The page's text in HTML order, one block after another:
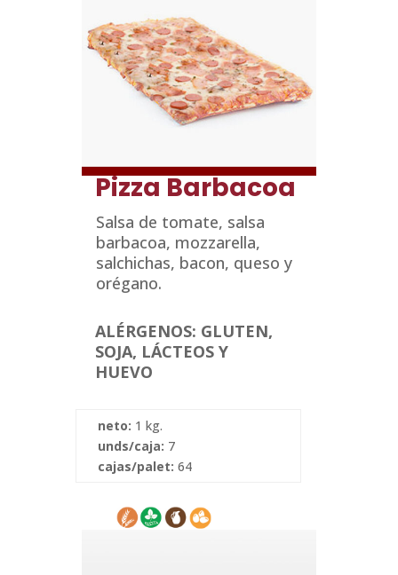
Pizza Barbacoa
Salsa de tomate, salsa
barbacoa, mozzarella,
salchichas, bacon, queso y
orégano.
ALÉRGENOS: GLUTEN,
SOJA, LÁCTEOS Y
HUEVO
neto: 1 kg.
unds/caja: 7
cajas/palet: 64